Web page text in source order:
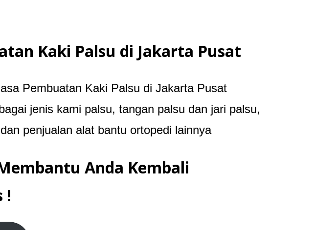
Kaki Palsu di Jakarta Pusat
Pembuatan Kaki Palsu di Jakarta Pusat
jenis kami palsu, tangan palsu dan jari palsu,
penjualan alat bantu ortopedi lainnya
Anda Kembali
!